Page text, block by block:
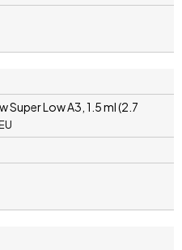
Super Low A3, 1.5 ml (2.7